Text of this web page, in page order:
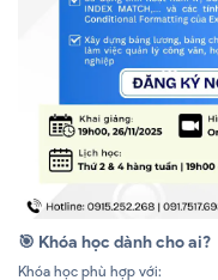
🎯 Khóa học dành cho ai?
Khóa học phù hợp với: